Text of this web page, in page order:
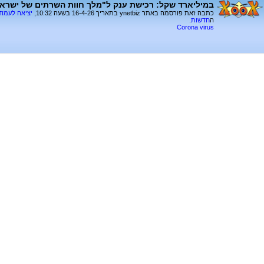
במיליארד שקל: רכישת ענק ל"מלך חוות השרתים של
כתבה זאת פורסמה באתר ynetbiz בתאריך 16-4-26 בשעה 10:32, יציאה
החדשות
Corona virus